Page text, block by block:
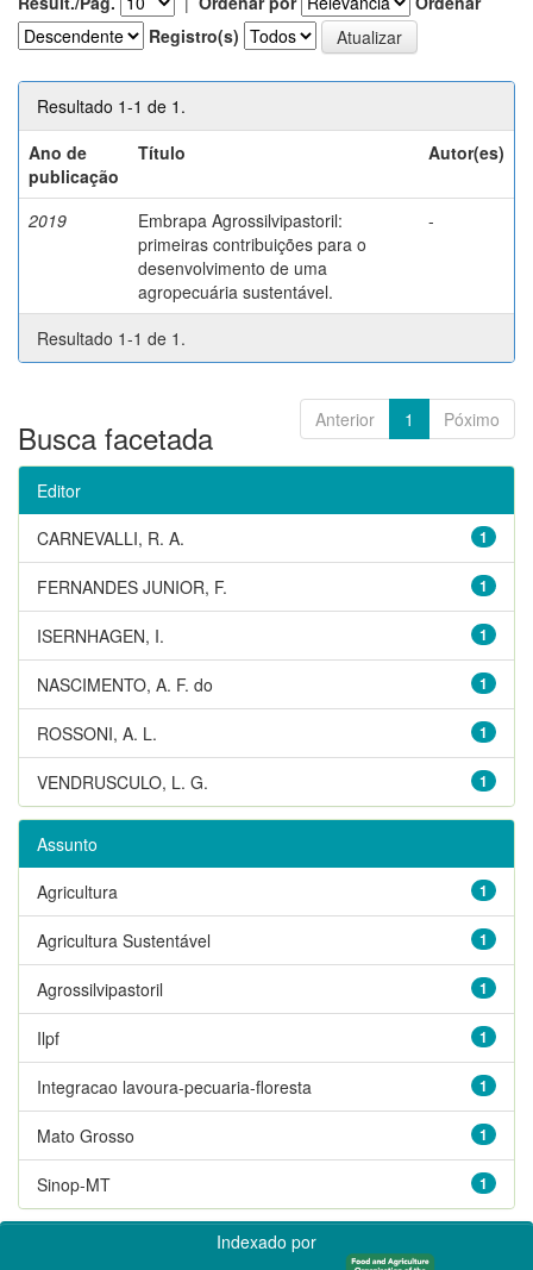
Registro(s)
Resultado 1-1 de 1.
Ano de
publicação
Título Autor(es)
2019
Embrapa Agrossilvipastoril:
primeiras contribuições para o
desenvolvimento de uma
agropecuária sustentável.
-
Resultado 1-1 de 1.
Anterior 1 Póximo
Busca facetada
Editor
1
CARNEVALLI, R. A.
1
FERNANDES JUNIOR, F.
1
ISERNHAGEN, I.
1
NASCIMENTO, A. F. do
1
ROSSONI, A. L.
1
VENDRUSCULO, L. G.
Assunto
1
Agricultura
1
Agricultura Sustentável
1
Agrossilvipastoril
1
Ilpf
1
Integracao lavoura-pecuaria-floresta
1
Mato Grosso
1
Sinop-MT
Indexado por